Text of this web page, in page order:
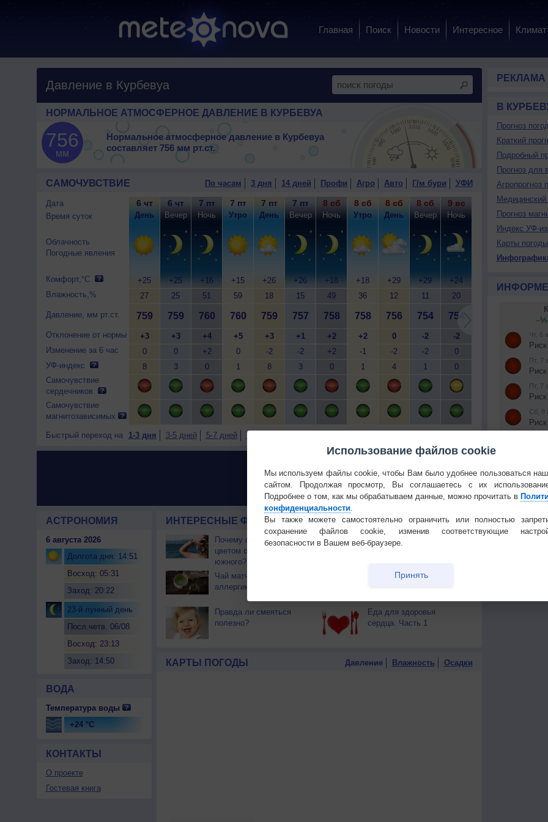
Главная Поиск Новости Интересное Климат
Давление в Курбевуа
НОРМАЛЬНОЕ АТМОСФЕРНОЕ ДАВЛЕНИЕ В КУРБЕВУА
756
мм
Нормальное атмосферное давление в Курбевуа
составляет 756 мм рт.ст.
САМОЧУВСТВИЕ По часам 3 дня 14 дней Профи Агро Авто Г/м бури УФИ
Дата
Время суток
Облачность
Погодные явления
Комфорт,°C
Влажность,%
Давление, мм рт.ст.
Отклонение от нормы
Изменение за 6 час
УФ-индекс
Самочувствие
сердечников
Самочувствие
магнитозависимых
6 чт
День
+25
27
759
+3
0
8
6 чт
Вечер
+25
25
759
+3
0
3
7 пт
Ночь
+16
51
760
+4
+2
0
7 пт
Утро
+15
59
760
+5
0
1
7 пт
День
+26
18
759
+3
-2
8
7 пт
Вечер
+26
15
757
+1
-2
3
8 сб
Ночь
+18
49
758
+2
+2
0
8 сб
Утро
+18
36
758
+2
-1
1
8 сб
День
+29
12
756
0
-2
4
8 сб
Вечер
+29
11
754
-2
-2
1
9 вс
Ночь
+24
20
754
-2
0
0
9 вс
Утро
9 вс
День
-2
3
9
Быстрый переход на 1-3 дня 3-5 дней 5-7 дней 7-9 дней
АСТРОНОМИЯ
6 августа 2026
Долгота дня: 14:51
Восход: 05:31
Заход: 20:22
23-й лунный день
Посл.четв. 06/08
Восход: 23:13
Заход: 14:50
ВОДА
Температура воды
+24 °C
КОНТАКТЫ
О проекте
Гостевая книга
ИНТЕРЕСНЫЕ ФАКТЫ О ЧЕЛОВЕКЕ И ПРИРОДЕ
Почему северный загар
цветом отличается от
южного?
Букет сирени вреден для
Чай матча может помочь
аллергикам
Успех и богатство - в
Правда ли смеяться
полезно?
Еда для здоровья
сердца. Часть 1
КАРТЫ ПОГОДЫ Давление Влажность Осадки
РЕКЛАМА
В
Прогноз
Краткий
Подробный
Прогноз для
Агропрогноз
Медицинский
Прогноз
Индекс УФ-
Карты погоды
О проекте
Использование файлов cookie
Мы используем файлы cookie, чтобы Вам было удобнее пользоваться
сайтом. Продолжая просмотр, Вы соглашаетесь с их
Подробнее о том, как мы обрабатываем данные, можно прочитать в
конфиденциальности.
Вы также можете самостоятельно ограничить или полностью
сохранение файлов cookie, изменив соответствующие
безопасности в Вашем веб-браузере.
Принять